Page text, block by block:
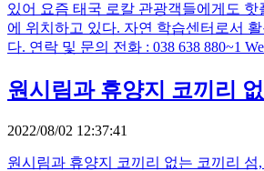
있어 요즘 태국 로칼 관광객들에게도 핫
에 위치하고 있다. 자연 학습센터로서
다. 연락 및 문의 전화 : 038 638 880~1
원시림과 휴양지 코끼리
2022/08/02 12:37:41
원시림과 휴양지 코끼리 없는 코끼리